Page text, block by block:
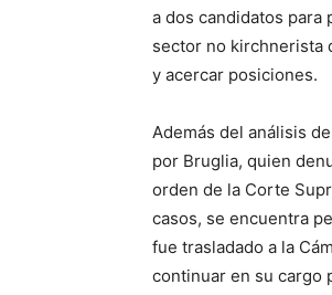
a dos candidatos para
sector no kirchnerista
y acercar posiciones.
Además del análisis
por Bruglia, quien
orden de la Corte
casos, se encuentra
fue trasladado a la
continuar en su cargo